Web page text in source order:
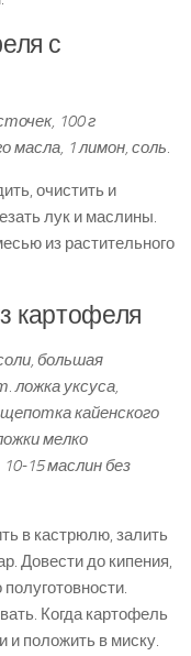
с
100 г
масла, 1 лимон, соль.
очистить и
лук и маслины.
из растительного
картофеля
большая
ложка уксуса,
кайенского
мелко
15 маслин без
в кастрюлю, залить
Довести до кипения,
Когда картофель
и положить в миску.